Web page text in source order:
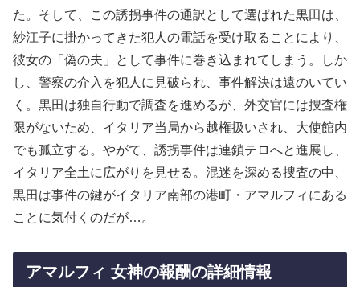
た。そして、この誘拐事件の通訳として選ばれた黒田は、
紗江子に掛かってきた犯人の電話を受け取ることにより、
彼女の「偽の夫」として事件に巻き込まれてしまう。しか
し、警察の介入を犯人に見破られ、事件解決は遠のいてい
く。黒田は独自行動で調査を進めるが、外交官には捜査権
限がないため、イタリア当局から越権扱いされ、大使館内
でも孤立する。やがて、誘拐事件は連鎖テロへと進展し、
イタリア全土に広がりを見せる。混迷を深める捜査の中、
黒田は事件の鍵がイタリア南部の港町・アマルフィにある
ことに気付くのだが…。
アマルフィ 女神の報酬の詳細情報